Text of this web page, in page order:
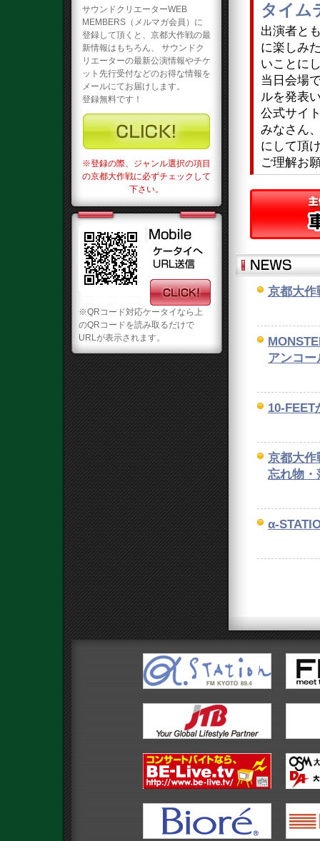
タイム
出演者と
に楽しみ
いことに
当日会場
ルを発表
公式サイ
みなさん
にして頂
ご理解お
京都大作
アンコ
10-
京都大作
忘れ物・
α-
サウンドクリエーターWEB
MEMBERS（メルマガ会員）に
登録して頂くと、京都大作戦の最
新情報はもちろん、 サウンドク
リエーターの最新公演情報やチケ
ット先行受付などのお得な情報を
メールにてお届けします。
登録無料です！
※登録の際、ジャンル選択の項目
の京都大作戦に必ずチェックして
下さい。
※QRコード対応ケータイなら上
のQRコードを読み取るだけで
URLが表示されます。